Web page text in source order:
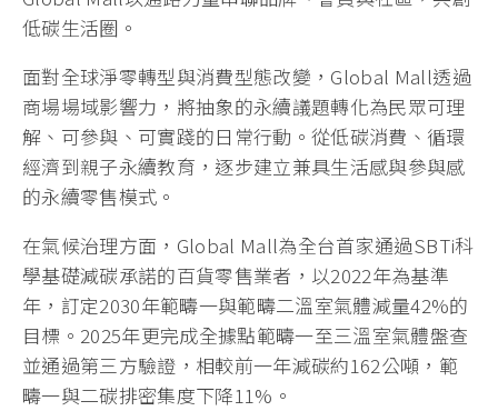
低碳生活圈。
面對全球淨零轉型與消費型態改變，Global Mall透過
商場場域影響力，將抽象的永續議題轉化為民眾可理
解、可參與、可實踐的日常行動。從低碳消費、循環
經濟到親子永續教育，逐步建立兼具生活感與參與感
的永續零售模式。
在氣候治理方面，Global Mall為全台首家通過SBTi科
學基礎減碳承諾的百貨零售業者，以2022年為基準
年，訂定2030年範疇一與範疇二溫室氣體減量42%的
目標。2025年更完成全據點範疇一至三溫室氣體盤查
並通過第三方驗證，相較前一年減碳約162公噸，範
疇一與二碳排密集度下降11%。